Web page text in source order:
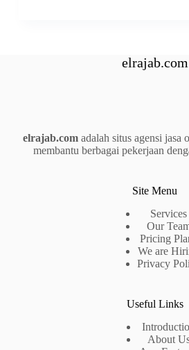
elrajab.com
elrajab.com adalah situs agensi jasa
membantu berbagai pekerjaan
Site Menu
Services
Our
Pricing
We are
Privacy
Useful Links
About